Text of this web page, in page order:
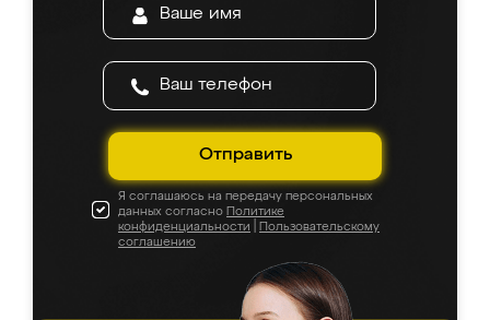
Отправить
Я соглашаюсь на передачу персональных
данных согласно Политике
конфиденциальности
Пользовательскому
соглашению